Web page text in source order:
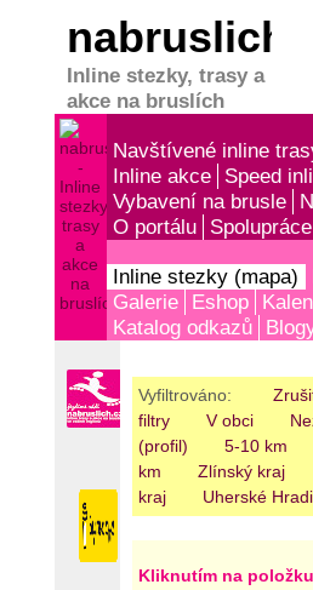
Inline stezky, trasy a
akce na bruslích
Navštívené inline
Inline akce
Speed
Vybavení na brusle
O portálu
Spolupráce
Inline stezky (mapa)
Galerie
Eshop
Katalog odkazů
Vyfiltrováno:
filtry
V obci
(profil)
5-10 km
km
Zlínský kraj
kraj
Uherské
Kliknutím na